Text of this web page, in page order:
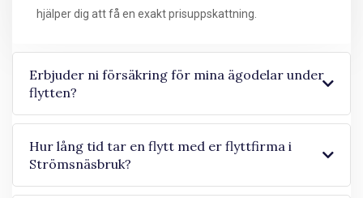
hjälper dig att få en exakt prisuppskattning.
Erbjuder ni försäkring för mina ägodelar under
flytten?
Hur lång tid tar en flytt med er flyttfirma i
Strömsnäsbruk?